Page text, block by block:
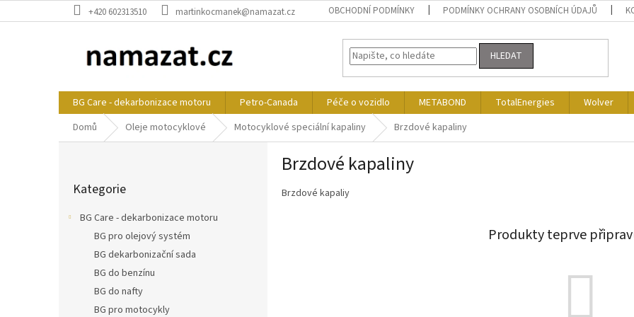
na
+420 602313510 martinkocmanek@namazat.cz OBCHODNÍ PODMÍNKY PODMÍNKY OCHRANY OSOBNÍCH ÚDAJŮ
HLEDAT
BG Care - dekarbonizace motoru Petro-Canada Péče o vozidlo METABOND TotalEnergies Wolver
Domů
Oleje motocyklové Motocyklové speciální kapaliny Brzdové kapaliny
kategorie
Kategorie
BG Care - dekarbonizace motoru
BG pro olejový systém
BG dekarbonizační sada
BG do benzínu
BG do nafty
BG pro motocykly
Brzdové kapaliny
Brzdové kapaliy
Produkty teprve